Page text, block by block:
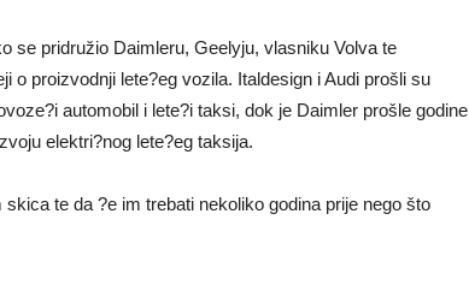
se pridružio Daimleru, Geelyju, vlasniku Volva te
o proizvodnji lete?eg vozila. Italdesign i Audi prošli su
automobil i lete?i taksi, dok je Daimler prošle godine
elektri?nog lete?eg taksija.
te da ?e im trebati nekoliko godina prije nego što